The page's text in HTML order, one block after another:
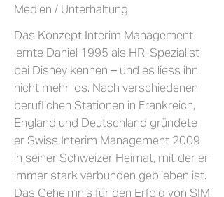
Medien / Unterhaltung
Das Konzept Interim Management
lernte Daniel 1995 als HR-Spezialist
bei Disney kennen – und es liess ihn
nicht mehr los. Nach verschiedenen
beruflichen Stationen in Frankreich,
England und Deutschland gründete
er Swiss Interim Management 2009
in seiner Schweizer Heimat, mit der er
immer stark verbunden geblieben ist.
Das Geheimnis für den Erfolg von SIM